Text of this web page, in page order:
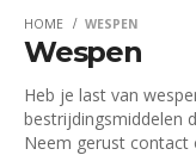
HOME WESPEN
Wespen
Heb je last van
bestrijdingsmiddelen
Neem gerust contact